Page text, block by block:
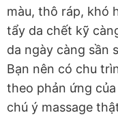
màu, thô ráp, khó
tẩy da chết kỹ
da ngày càng sần
Bạn nên có chu
theo phản ứng
chú ý massage